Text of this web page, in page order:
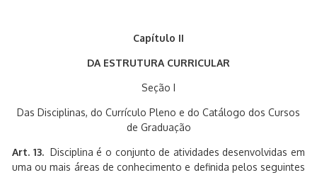
Capítulo II
DA ESTRUTURA CURRICULAR
Seção I
Das Disciplinas, do Currículo Pleno e do Catálogo dos Cursos
de Graduação
Art. 13. Disciplina é o conjunto de atividades desenvolvidas em
uma ou mais áreas de conhecimento e definida pelos seguintes